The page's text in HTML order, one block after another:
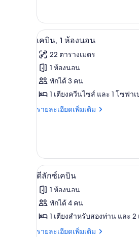
ไซส์
1
เตียง
กับ
ห้อง
พัก,
ควีน
ไซส์
เตียง
เปิด
ภาพถ่าย
ทั้งหมด
ของ
เคบิน,
1
6
เคบิน, 1 ห้องนอน
22 ตารางเมตร
1 ห้องนอน
พักได้ 3 คน
1 เตียงควีนไซส์ และ 1 โซฟ
รายละเอียดเพิ่มเติม
ราย
กับ
เคบิน,
1
นอน
เปิด
ภาพถ่าย
ทั้งหมด
ของ
ดี
5
ดีลักซ์เคบิน
1 ห้องนอน
พักได้ 4 คน
1 เตียงสำหรับสองท่าน และ
รายละเอียดเพิ่มเติม
ราย